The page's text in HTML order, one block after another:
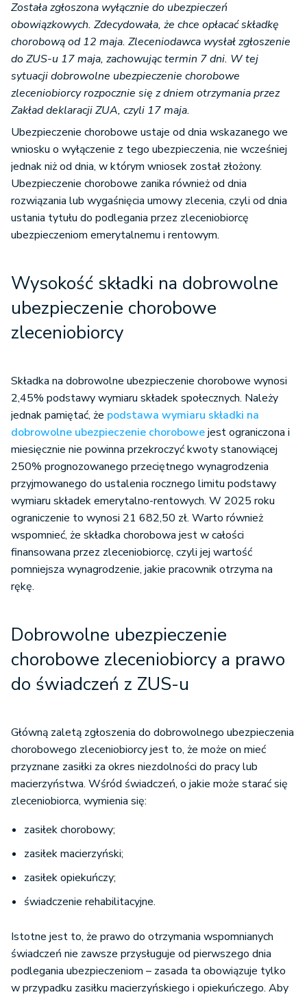
Została zgłoszona wyłącznie do ubezpieczeń
obowiązkowych. Zdecydowała, że chce opłacać składkę
chorobową od 12 maja. Zleceniodawca wysłał zgłoszenie
do ZUS-u 17 maja, zachowując termin 7 dni. W tej
sytuacji dobrowolne ubezpieczenie chorobowe
zleceniobiorcy rozpocznie się z dniem otrzymania przez
Zakład deklaracji ZUA, czyli 17 maja.
Ubezpieczenie chorobowe ustaje od dnia wskazanego we
wniosku o wyłączenie z tego ubezpieczenia, nie wcześniej
jednak niż od dnia, w którym wniosek został złożony.
Ubezpieczenie chorobowe zanika również od dnia
rozwiązania lub wygaśnięcia umowy zlecenia, czyli od dnia
ustania tytułu do podlegania przez zleceniobiorcę
ubezpieczeniom emerytalnemu i rentowym.
Wysokość składki na dobrowolne
ubezpieczenie chorobowe
zleceniobiorcy
Składka na dobrowolne ubezpieczenie chorobowe wynosi
2,45% podstawy wymiaru składek społecznych. Należy
jednak pamiętać, że podstawa wymiaru składki na
dobrowolne ubezpieczenie chorobowejest ograniczona i
miesięcznie nie powinna przekroczyć kwoty stanowiącej
250% prognozowanego przeciętnego wynagrodzenia
przyjmowanego do ustalenia rocznego limitu podstawy
wymiaru składek emerytalno-rentowych. W 2025 roku
ograniczenie to wynosi 21 682,50 zł. Warto również
wspomnieć, że składka chorobowa jest w całości
finansowana przez zleceniobiorcę, czyli jej wartość
pomniejsza wynagrodzenie, jakie pracownik otrzyma na
rękę.
Dobrowolne ubezpieczenie
chorobowe zleceniobiorcy a prawo
do świadczeń z ZUS-u
Główną zaletą zgłoszenia do dobrowolnego ubezpieczenia
chorobowego zleceniobiorcy jest to, że może on mieć
przyznane zasiłki za okres niezdolności do pracy lub
macierzyństwa. Wśród świadczeń, o jakie może starać się
zleceniobiorca, wymienia się:
zasiłek chorobowy;
zasiłek macierzyński;
zasiłek opiekuńczy;
świadczenie rehabilitacyjne.
Istotne jest to, że prawo do otrzymania wspomnianych
świadczeń nie zawsze przysługuje od pierwszego dnia
podlegania ubezpieczeniom – zasada ta obowiązuje tylko
w przypadku zasiłku macierzyńskiego i opiekuńczego. Aby